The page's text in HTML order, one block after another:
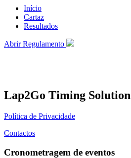
Início
Cartaz
Resultados
Abrir Regulamento
Lap2Go Timing Solution
Política de Privacidade
Contactos
Cronometragem de eventos